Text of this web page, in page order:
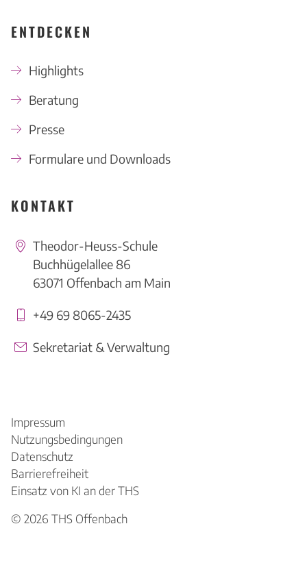
ENTDECKEN
Highlights
Beratung
Presse
Formulare und Downloads
KONTAKT
Theodor-Heuss-Schule
Buchhügelallee 86
63071 Offenbach am Main
+49 69 8065-2435
Sekretariat & Verwaltung
Impressum
Nutzungsbedingungen
Datenschutz
Barrierefreiheit
Einsatz von KI an der THS
© 2026 THS Offenbach